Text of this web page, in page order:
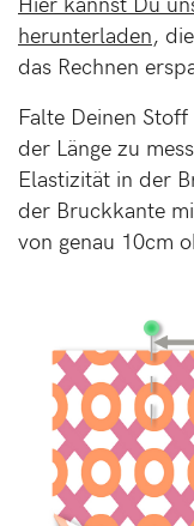
herunterladen,
das Rechnen
Falte Deinen
der Länge zu
Elastizität in der
der Bruckkante
von genau 10cm